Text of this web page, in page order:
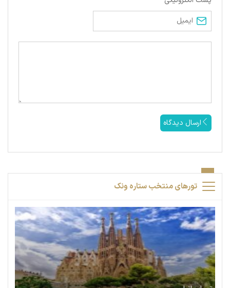
ارسال دیدگاه
تورهای منتخب ستاره ونک